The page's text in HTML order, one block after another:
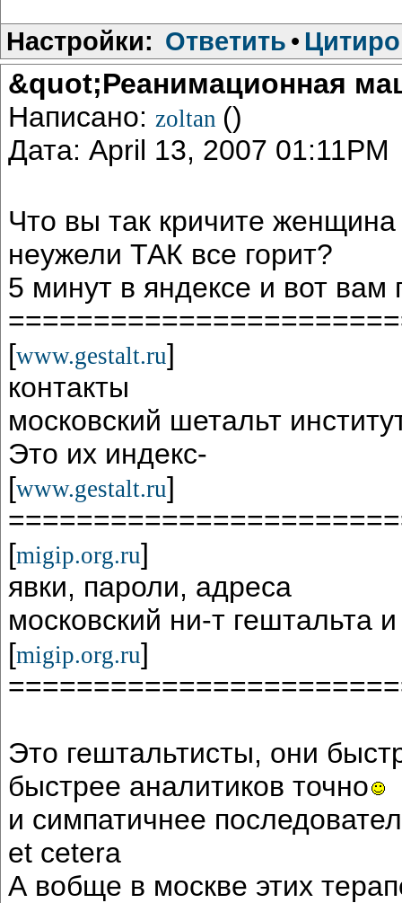
Настройки: Ответить •
&quot;Реанимационная
Написано: zoltan ()
Дата: April 13, 2007 01:11PM
Что вы так кричите
неужели ТАК все горит?
5 минут в яндексе и вот вам
[www.gestalt.ru]
контакты
московский шетальт
Это их индекс-
[www.gestalt.ru]
[migip.org.ru]
явки, пароли, адреса
московский ни-т гештальта
[migip.org.ru]
Это гештальтисты, они
быстрее аналитиков точно
и симпатичнее
et cetera
А вобще в москве этих